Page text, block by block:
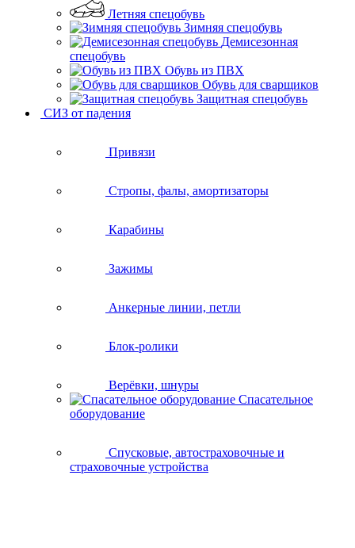
Летняя спецобувь
Зимняя спецобувь
Демисезонная
спецобувь
Обувь из ПВХ
Обувь для сварщиков
Защитная спецобувь
СИЗ от падения
Привязи
Стропы, фалы, амортизаторы
Карабины
Зажимы
Анкерные линии, петли
Блок-ролики
Верёвки, шнуры
Спасательное
оборудование
Спусковые, автостраховочные и
страховочные устройства